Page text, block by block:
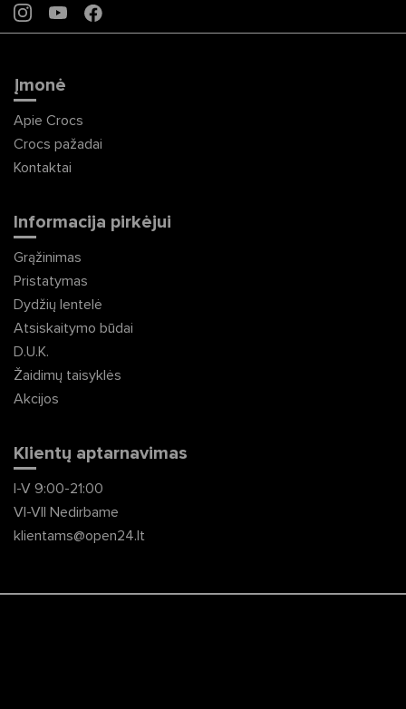
INSTAGRAM
YOUTUBEFACEBOOK
Įmonė
Apie Crocs
Crocs pažadai
Kontaktai
Informacija pirkėjui
Grąžinimas
Pristatymas
Dydžių lentelė
Atsiskaitymo būdai
D.U.K.
Žaidimų taisyklės
Akcijos
Klientų aptarnavimas
I-V 9:00-21:00
VI-VII Nedirbame
klientams@open24.lt